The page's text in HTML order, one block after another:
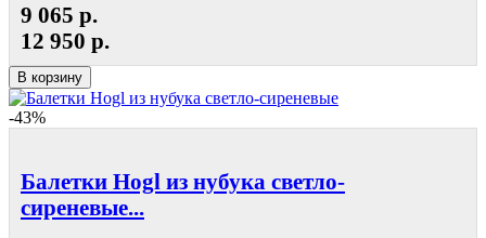
9 065 р.
12 950 р.
В корзину
-43%
Балетки Hogl из нубука светло-
сиреневые...